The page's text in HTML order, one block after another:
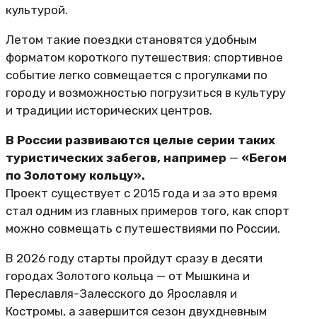
культурой.
Летом такие поездки становятся удобным
форматом короткого путешествия: спортивное
событие легко совмещается с прогулками по
городу и возможностью погрузиться в культуру
и традиции исторических центров.
В России развиваются целые серии таких
туристических забегов, например — «Бегом
по Золотому кольцу».
Проект существует с 2015 года и за это время
стал одним из главных примеров того, как спорт
можно совмещать с путешествиями по России.
В 2026 году старты пройдут сразу в десяти
городах Золотого кольца — от Мышкина и
Переславля-Залесского до Ярославля и
Костромы, а завершится сезон двухдневным